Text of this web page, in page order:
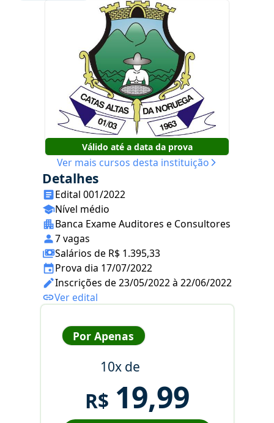
Válido até a data da prova
Ver mais cursos desta instituição
Detalhes
Edital 001/2022
Nível médio
Banca Exame Auditores e Consultores
7 vagas
Salários de R$ 1.395,33
Prova dia 17/07/2022
Inscrições de 23/05/2022 à 22/06/2022
Ver edital
Por Apenas
10x de
R$ 19,99